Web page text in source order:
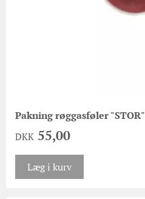
Pakning røggasføler "STOR"
DKK 55,00
Læg i kurv